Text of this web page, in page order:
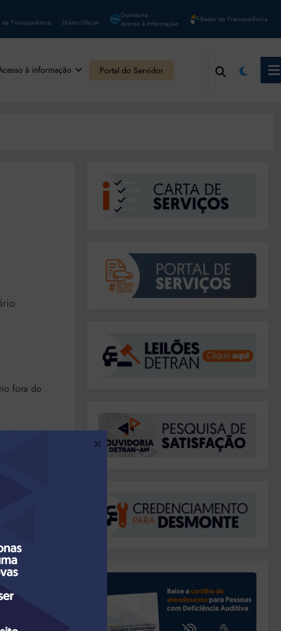
da Transparência Diário Oficial
Ouvidoria
Acesso à Informação
Radar da Transparência
à informação Portal do Servidor
fora do